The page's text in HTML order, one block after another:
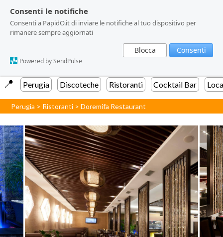
Consenti le notifiche
Consenti a PapidO.it di inviare le notifiche al tuo dispositivo per
rimanere sempre aggiornati
Blocca Consenti
Powered by SendPulse
Consenti le notifiche
Consenti a PapidO.it di inviare le notifiche al tuo dispositivo per
rimanere sempre aggiornati
Blocca Consenti
Powered by SendPulse
📍️ Perugia Discoteche Ristoranti Cocktail Bar
Perugia > Ristoranti >Doremifa Restaurant